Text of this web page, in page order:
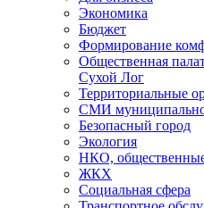
Экономика
Бюджет
Формирование
Общественная
Сухой Лог
Территориальные
СМИ
Безопасный город
Экология
НКО,
ЖКХ
Социальная сфера